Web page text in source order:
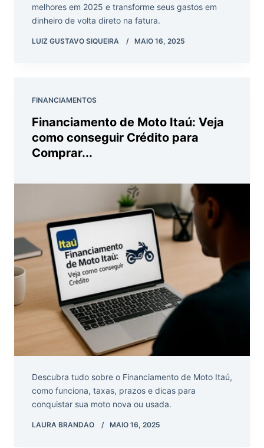
melhores em 2025 e transforme seus gastos em
dinheiro de volta direto na fatura.
LUIZ GUSTAVO SIQUEIRA MAIO 16, 2025
FINANCIAMENTOS
Financiamento de Moto Itaú: Veja
como conseguir Crédito para
Comprar...
Descubra tudo sobre o Financiamento de Moto Itaú,
como funciona, taxas, prazos e dicas para
conquistar sua moto nova ou usada.
LAURA BRANDAO MAIO 16, 2025